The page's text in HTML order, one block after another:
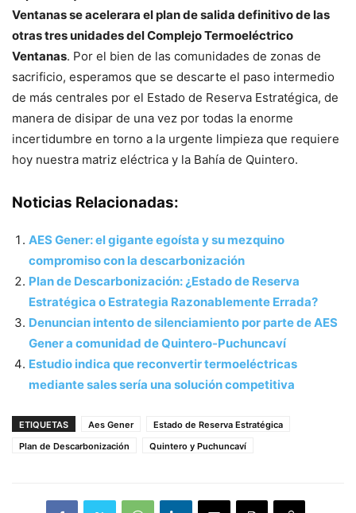
Ventanas se acelerara el plan de salida definitivo de las
otras tres unidades del Complejo Termoeléctrico
Ventanas. Por el bien de las comunidades de zonas de
sacrificio, esperamos que se descarte el paso intermedio
de más centrales por el Estado de Reserva Estratégica, de
manera de disipar de una vez por todas la enorme
incertidumbre en torno a la urgente limpieza que requiere
hoy nuestra matriz eléctrica y la Bahía de Quintero.
Noticias Relacionadas:
AES Gener: el gigante egoísta y su mezquino
compromiso con la descarbonización
Plan de Descarbonización: ¿Estado de Reserva
Estratégica o Estrategia Razonablemente Errada?
Denuncian intento de silenciamiento por parte de AES
Gener a comunidad de Quintero-Puchuncaví
Estudio indica que reconvertir termoeléctricas
mediante sales sería una solución competitiva
ETIQUETAS Aes Gener
Estado de Reserva Estratégica
Plan de Descarbonización
Quintero y Puchuncaví